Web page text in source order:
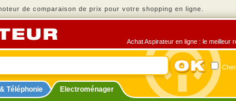
de comparaison de prix pour votre shopping en ligne.
Achat Aspirateur en ligne : le meilleur
Téléphonie
Electroménager